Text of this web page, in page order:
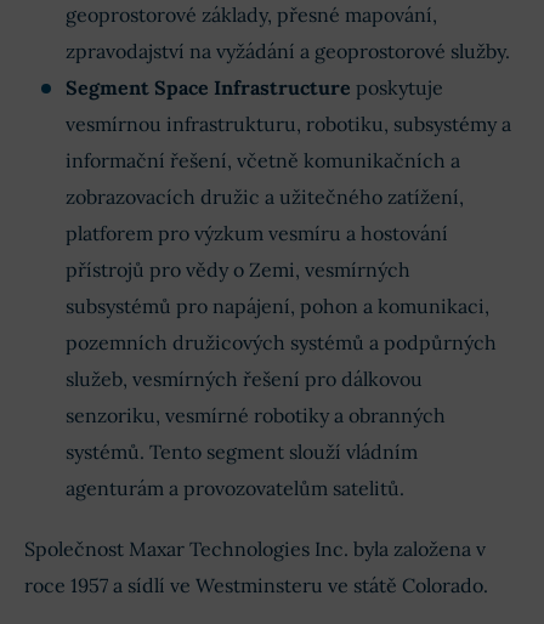
geoprostorové základy, přesné mapování,
zpravodajství na vyžádání a geoprostorové služby.
Segment Space Infrastructure poskytuje
vesmírnou infrastrukturu, robotiku, subsystémy a
informační řešení, včetně komunikačních a
zobrazovacích družic a užitečného zatížení,
platforem pro výzkum vesmíru a hostování
přístrojů pro vědy o Zemi, vesmírných
subsystémů pro napájení, pohon a komunikaci,
pozemních družicových systémů a podpůrných
služeb, vesmírných řešení pro dálkovou
senzoriku, vesmírné robotiky a obranných
systémů. Tento segment slouží vládním
agenturám a provozovatelům satelitů.
Společnost Maxar Technologies Inc. byla založena v
roce 1957 a sídlí ve Westminsteru ve státě Colorado.